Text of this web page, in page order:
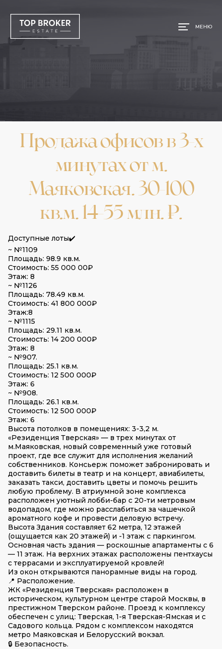
МЕНЮ
Продажа офисов в 3-х
минутах от м.
Маяковская. 30-100
кв.м. 14-55 млн. ₽.
Доступные лоты✔️
~ №1109
Площадь: 98.9 кв.м.
Стоимость: 55 000 00₽
Этаж: 8
~ №1126
Площадь: 78.49 кв.м.
Стоимость: 41 800 000₽
Этаж:8
~ №1115
Площадь: 29.11 кв.м.
Стоимость: 14 200 000₽
Этаж: 8
~ №907.
Площадь: 25.1 кв.м.
Стоимость: 12 500 000₽
Этаж: 6
~ №908.
Площадь: 26.1 кв.м.
Стоимость: 12 500 000₽
Этаж: 6
Высота потолков в помещениях: 3-3,2 м.
«Резиденция Тверская» — в трех минутах от
м.Маяковская, новый современный уже готовый
проект, где все служит для исполнения желаний
собственников. Консьерж поможет забронировать и
доставить билеты в театр и на концерт, авиабилеты,
заказать такси, доставить цветы и помочь решить
любую проблему. В атриумной зоне комплекса
расположен уютный лобби-бар с 20-ти метровым
водопадом, где можно расслабиться за чашечкой
ароматного кофе и провести деловую встречу.
Высота Здания составляет 62 метра, 12 этажей
(ощущается как 20 этажей) и -1 этаж с паркингом.
Основная часть здания — роскошные апартаменты c 6
— 11 этаж. На верхних этажах расположены пентхаусы
с террасами и эксплуатируемой кровлей!
Из окон открываются панорамные виды на город.
📍 Расположение.
ЖК «Резиденция Тверская» расположен в
историческом, культурном центре старой Москвы, в
престижном Тверском районе. Проезд к комплексу
обеспечен с улиц: Тверская, 1-я Тверская-Ямская и с
Садового кольца. Рядом с комплексом находятся
метро Маяковская и Белорусский вокзал.
🔒 Безопасность.